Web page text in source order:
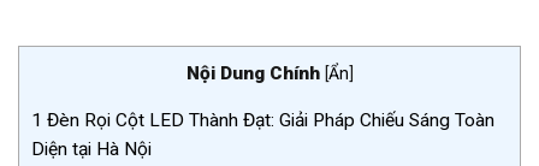
Nội Dung Chính [Ẩn]
1 Đèn Rọi Cột LED Thành Đạt: Giải Pháp Chiếu Sáng Toàn
Diện tại Hà Nội